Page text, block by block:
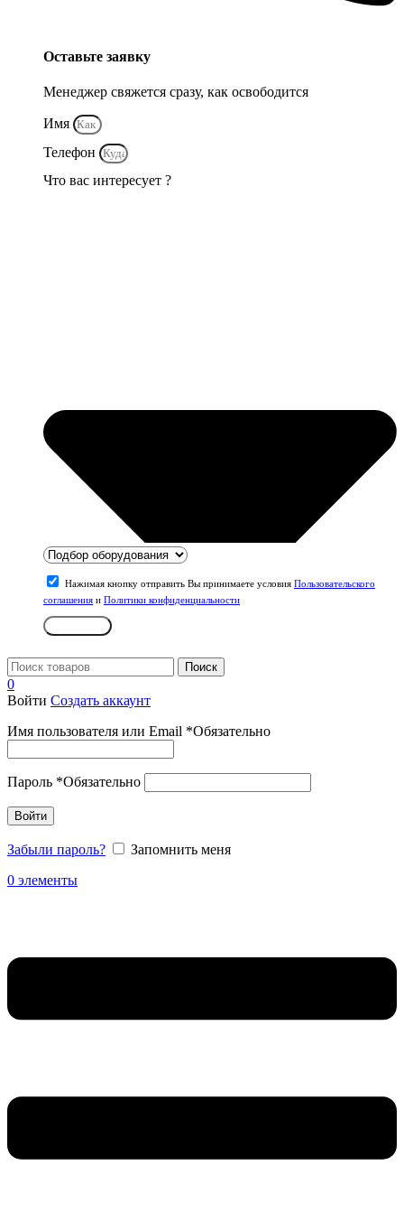
Оставьте заявку
Менеджер свяжется сразу, как освободится
Имя
Телефон
Что вас интересует ?
Нажимая кнопку отправить Вы принимаете условия Пользовательского
соглашения и Политики конфиденциальности
Поиск
0
Войти Создать аккаунт
Имя пользователя или Email *Обязательно
Пароль *Обязательно
Войти
Забыли пароль?
Запомнить меня
0 элементы